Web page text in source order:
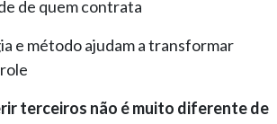
de quem contrata
e método ajudam a transformar
terceiros não é muito diferente de